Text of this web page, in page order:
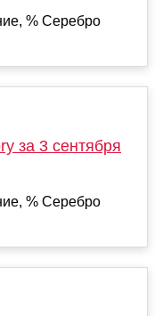
% Серебро
за 3 сентября
% Серебро